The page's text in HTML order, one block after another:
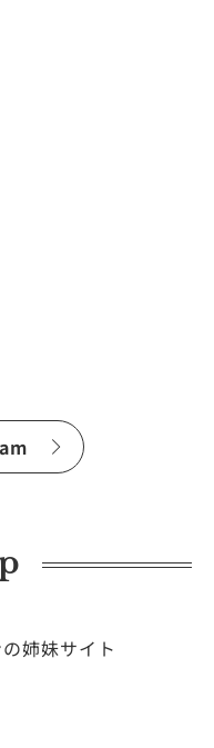
姉妹サイト